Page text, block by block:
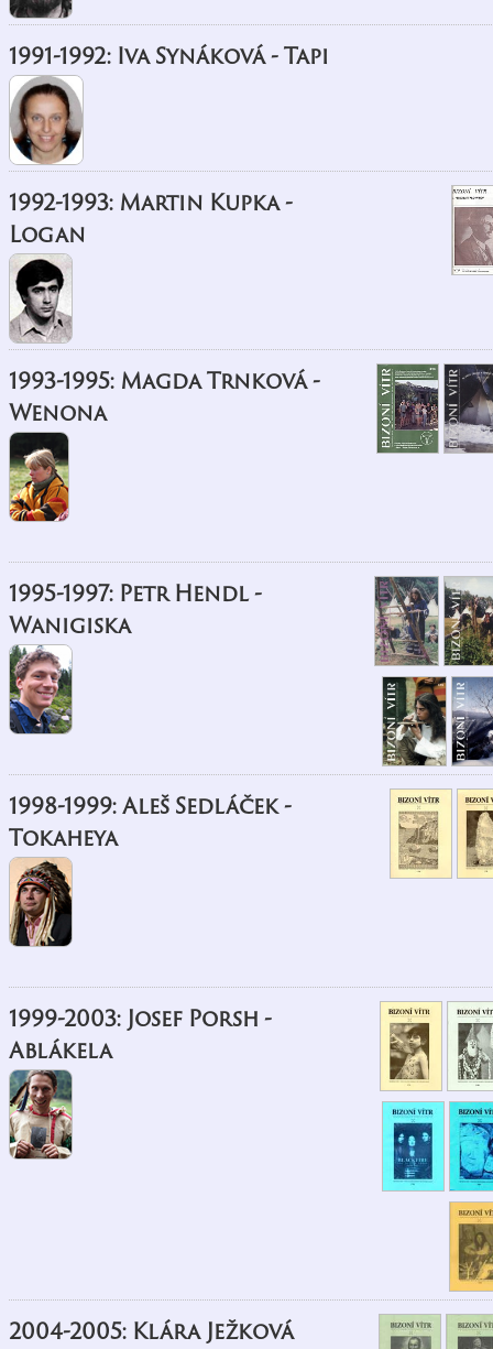
1991-1992: Iva Synáková - Tapi
1992-1993: Martin Kupka -
Logan
1993-1995: Magda Trnková -
Wenona
1995-1997: Petr Hendl -
Wanigiska
1998-1999: Aleš Sedláček -
Tokaheya
1999-2003: Josef Porsh -
Ablákela
2004-2005: Klára Ježková